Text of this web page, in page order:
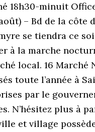
18h30-minuit
– Bd de la côte
se tiendra ce
à la marche
local. 16 Marché
toute l’année à
par le
N’hésitez plus à
et village